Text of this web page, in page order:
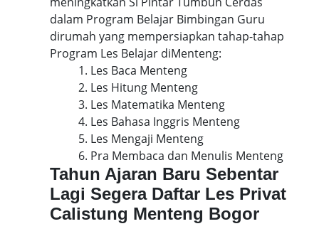
dalam Program Belajar Bimbingan Guru
dirumah yang mempersiapkan tahap-tahap
Program Les Belajar diMenteng:
1. Les Baca Menteng
2. Les Hitung Menteng
3. Les Matematika Menteng
4. Les Bahasa Inggris Menteng
5. Les Mengaji Menteng
6. Pra Membaca dan Menulis Menteng
Tahun Ajaran Baru Sebentar
Lagi Segera Daftar Les Privat
Calistung Menteng Bogor